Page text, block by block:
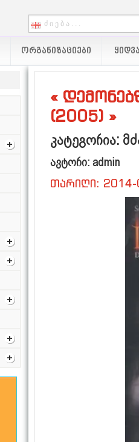
ᲝᲠᲒᲐᲜᲘᲖᲐᲪᲘᲔᲑᲘ
«
(2005) »
კატეგორია:
ავტორი: admin
თარიღი: